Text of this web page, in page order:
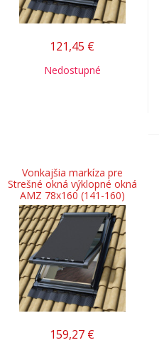
121,45 €
Nedostupné
Vonkajšia markíza pre
Strešné okná výklopné okná
AMZ 78x160 (141-160)
159,27 €